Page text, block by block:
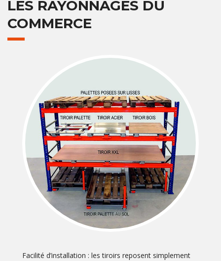
LES RAYONNAGES DU
COMMERCE
Facilité d’installation : les tiroirs reposent simplement